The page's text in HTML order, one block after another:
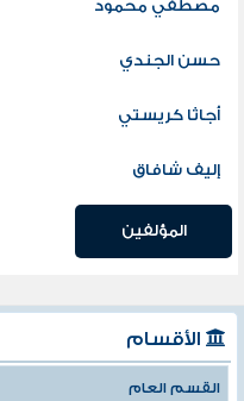
مصطفي محمود
حسن الجندي
أجاثا كريستي
إليف شافاق
المؤلفين
الأقسام
القسم العام